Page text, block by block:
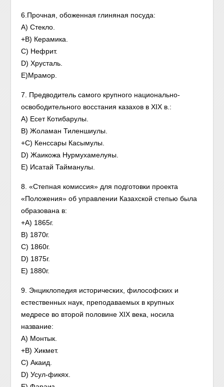
6.Прочная, обоженная глиняная посуда:
A) Стекло.
+B) Керамика.
C) Нефрит.
D) Хрусталь.
E)Мрамор.
7. Предводитель самого крупного национально-
освободительного восстания казахов в XIX в.:
A) Есет Котибарулы.
B) Жоламан Тиленшиулы.
+C) Кенссары Касымулы.
D) Жаикожа Нурмухамелуяы.
E) Исатай Тайманулы.
8. «Степная комиссия» для подготовки проекта
«Положения» об управлении Казахской степью была
образована в:
+A) 1865г.
B) 1870г.
C) 1860г.
D) 1875г.
E) 1880г.
9. Энциклопедия исторических, философских и
естественных наук, преподаваемых в крупных
медресе во второй половине XIX века, носила
название:
A) Монтык.
+B) Хикмет.
C) Акаид.
D) Усул-фикях.